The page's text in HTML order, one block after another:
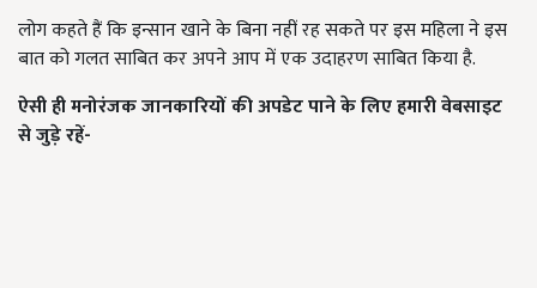
लोग कहते हैं कि इन्सान खाने के बिना नहीं रह सकते पर इस महिला ने इस
बात को गलत साबित कर अपने आप में एक उदाहरण साबित किया है.
ऐसी ही मनोरंजक जानकारियों की अपडेट पाने के लिए हमारी वेबसाइट
से जुड़े रहें-